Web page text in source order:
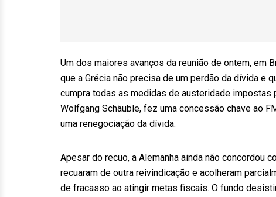
Um dos maiores avanços da reunião de ontem, em
que a Grécia não precisa de um perdão da dívida e
cumpra todas as medidas de austeridade
Wolfgang Schäuble, fez uma concessão chave ao
uma renegociação da dívida.
Apesar do recuo, a Alemanha ainda não concordou
recuaram de outra reivindicação e acolheram
de fracasso ao atingir metas fiscais. O fundo